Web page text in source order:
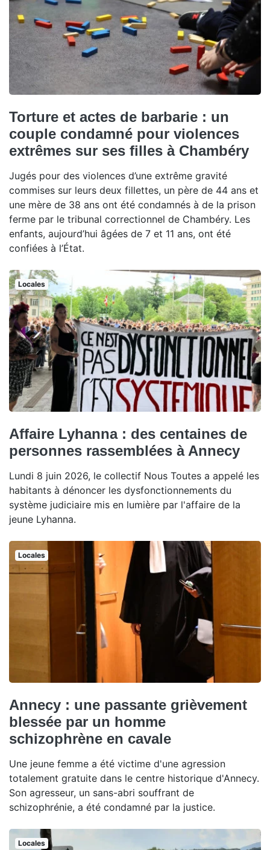
Torture et actes de barbarie : un
couple condamné pour violences
extrêmes sur ses filles à Chambéry
Jugés pour des violences d’une extrême gravité
commises sur leurs deux fillettes, un père de 44 ans et
une mère de 38 ans ont été condamnés à de la prison
ferme par le tribunal correctionnel de Chambéry. Les
enfants, aujourd’hui âgées de 7 et 11 ans, ont été
confiées à l’État.
Locales
Affaire Lyhanna : des centaines de
personnes rassemblées à Annecy
Lundi 8 juin 2026, le collectif Nous Toutes a appelé les
habitants à dénoncer les dysfonctionnements du
système judiciaire mis en lumière par l'affaire de la
jeune Lyhanna.
Locales
Annecy : une passante grièvement
blessée par un homme
schizophrène en cavale
Une jeune femme a été victime d'une agression
totalement gratuite dans le centre historique d'Annecy.
Son agresseur, un sans-abri souffrant de
schizophrénie, a été condamné par la justice.
Locales